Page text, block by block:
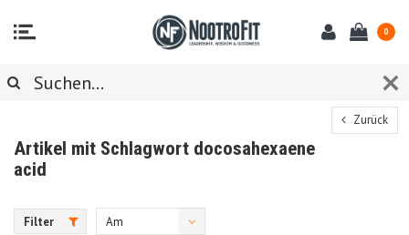
0
Zurück
Artikel mit Schlagwort docosahexaene
acid
Filter
Am